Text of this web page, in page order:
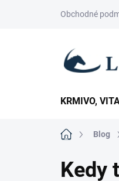
Obchodné
KRMIVO,
DomovBlog
Kedy